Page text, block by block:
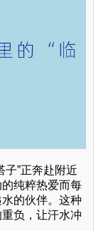
子”正奔赴附近
纯粹热爱而每
的伙伴。这种
负，让汗水冲